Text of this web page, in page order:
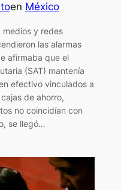
en México
medios y redes
las alarmas
afirmaba que el
(SAT) mantenía
efectivo vinculados a
de ahorro,
no coincidían con
se llegó…